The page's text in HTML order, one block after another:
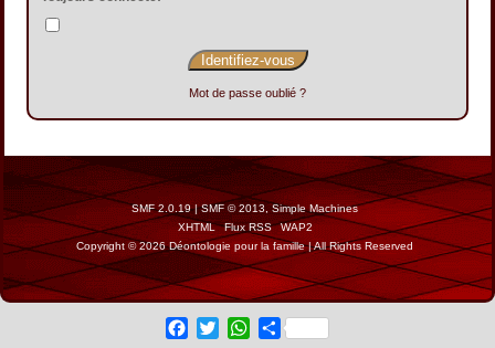
Mot de passe oublié ?
SMF 2.0.19|SMF © 2013, Simple Machines
XHTML
Flux RSS
WAP2
Copyright © 2026 Déontologie pour la famille | All Rights Reserved
Facebook
Twitter WhatsApp
Share